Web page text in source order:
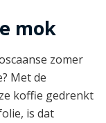
mok
zomer
Met de
koffie gedrenkt
is dat